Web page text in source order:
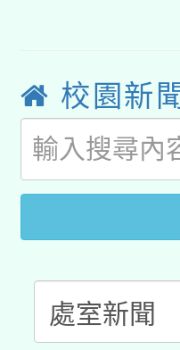
薪期間
業技術
用水績
115年8
桃園市
開 智
2026年
校園新